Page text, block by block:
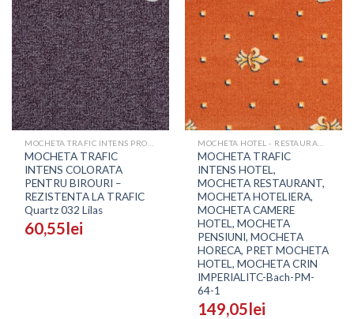
Adaugă
în
Wishlist
MOCHETA TRAFIC INTENS PROFESIONALA - PRETURI
MOCHETA TRAFIC
INTENS COLORATA
PENTRU BIROURI –
REZISTENTA LA TRAFIC
Quartz 032 Lilas
60,55lei
Adaugă
în
Wishlist
MOCHETA HOTEL - RESTAURANT - SALI EVENIMENTE
MOCHETA TRAFIC
INTENS HOTEL,
MOCHETA RESTAURANT,
MOCHETA HOTELIERA,
MOCHETA CAMERE
HOTEL, MOCHETA
PENSIUNI, MOCHETA
HORECA, PRET MOCHETA
HOTEL, MOCHETA CRIN
IMPERIALITC-Bach-PM-
64-1
149,05lei